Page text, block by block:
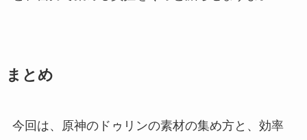
まとめ
今回は、原神のドゥリンの素材の集め方と、効率